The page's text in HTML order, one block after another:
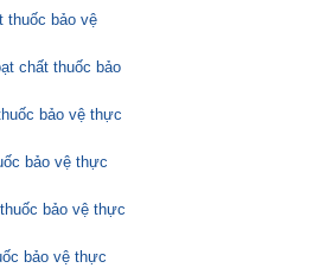
thuốc bảo vệ
chất thuốc bảo
bảo vệ thực
bảo vệ thực
bảo vệ thực
bảo vệ thực